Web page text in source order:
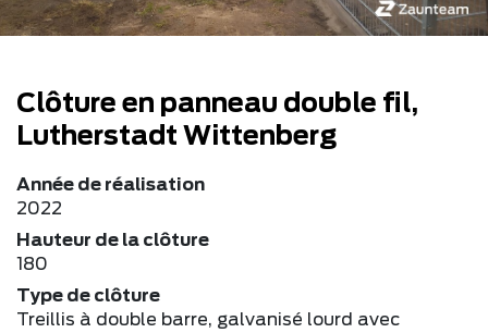
Clôture en panneau double fil,
Lutherstadt Wittenberg
Année de réalisation
2022
Hauteur de la clôture
180
Type de clôture
Treillis à double barre, galvanisé lourd avec